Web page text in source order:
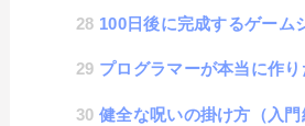
100日後に完成するゲームシステム 60
プログラマーが本当に作りたいプ
健全な呪いの掛け方（入門